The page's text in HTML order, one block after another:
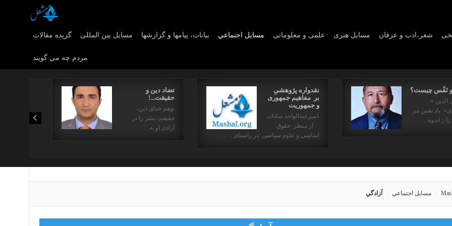
گزیده مقالات مسایل بین المللی بیانات، پیامها و گزارشها مسايل اجتماعي علمی و معلوماتی مسايل هنری شعر،ادب و عرفان
مردم چه مي گويند
تضاد دین و
حقیقت...!
توهم خدای دین،
حقیقتِ بشر را در
آزادی او به…
نقدواره پژوهشیِ
بر مفاهیم جمهوری
و جمهوریت
1میرعبدالواحد سادات
از منظر حقوق
اساسی و علوم سیاسی در راستای : …
و نَفْس چیست؟
الدین «
بادِ نفس مر
را ز اندوه…
مسايل اجتماعي آزادگي